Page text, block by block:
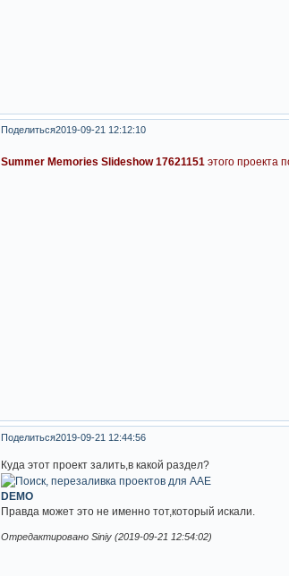
Поделиться2019-09-21 12:12:10
Summer Memories Slideshow 17621151 этого проекта
Поделиться2019-09-21 12:44:56
Куда этот проект залить,в какой раздел?
DEMO
Правда может это не именно тот,который искали.
Отредактировано Siniy (2019-09-21 12:54:02)